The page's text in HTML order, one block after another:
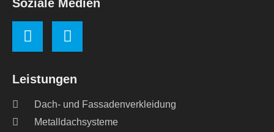
Leistungen
Dach- und Fassadenverkleidung
Metalldachsysteme
Soziale Medien